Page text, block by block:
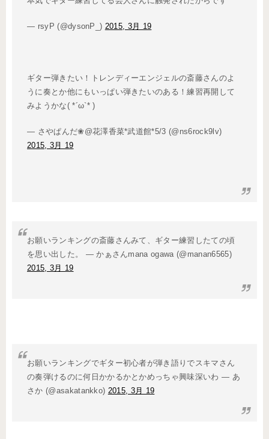
— rsyP (@dysonP_) 2015, 3月 19
ギター弾きたい！トレンディーエンジェルの斎藤さんのよ
うに奏とか他にもいっぱい弾きたいのある！練習再開して
みようかな( *´ω`* )
— さやぱんだ❀@花澤香菜*武道館*5/3 (@ns6rock9lv)
2015, 3月 19
お願いランキングの斎藤さんみて、ギター練習したての頃
を思い出した。 — かぁさんmana ogawa (@manan6565)
2015, 3月 19
お願いランキングでギター初心者が弾き語りでスキマさん
の奏弾けるのに何日かかるかとかめっちゃ興味深いわ — あ
さか (@asakatankko) 2015, 3月 19